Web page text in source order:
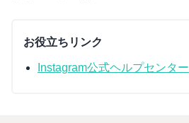
お役立ちリンク
Instagram公式ヘルプセンター